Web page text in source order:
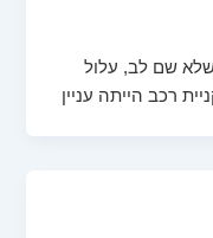
שם לב, עלול
רכב הייתה עניין